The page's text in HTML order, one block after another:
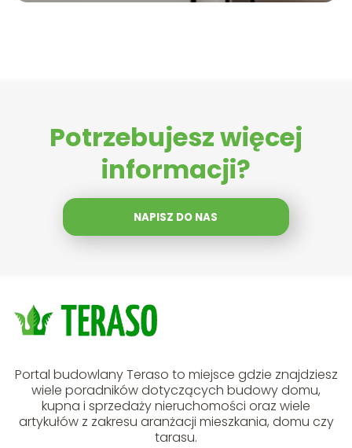
Potrzebujesz więcej
informacji?
NAPISZ DO NAS
Portal budowlany Teraso to miejsce gdzie znajdziesz
wiele poradników dotyczących budowy domu,
kupna i sprzedaży nieruchomości oraz wiele
artykułów z zakresu aranżacji mieszkania, domu czy
tarasu.